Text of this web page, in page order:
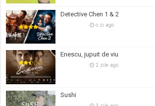
Detective Chen 1 & 2
o zi ago
Enescu, jupuit de viu
2 zile ago
Sushi